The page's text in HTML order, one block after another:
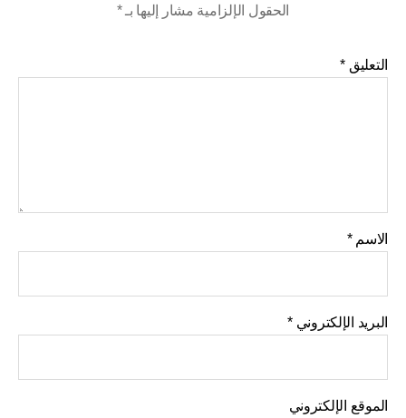
الحقول الإلزامية مشار إليها بـ*
التعليق *
الاسم*
البريد الإلكتروني*
الموقع الإلكتروني